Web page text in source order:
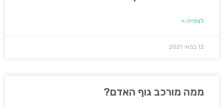
לצפייה »
12 במאי 2021
ממה מורכב גוף האדם?